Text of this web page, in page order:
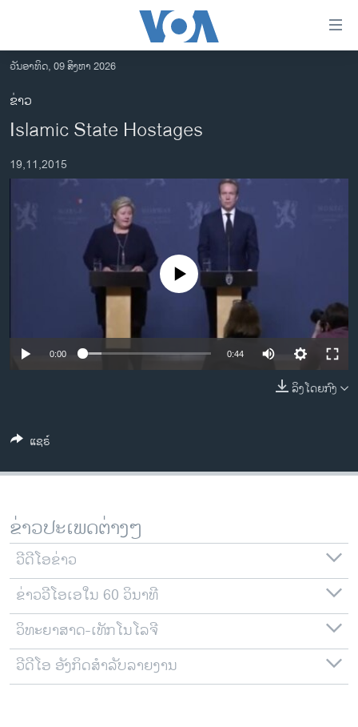
ເຂົ້າ
ຫາ
ຂ້າມ
ຂ້າມ
ໄປ
ຊອກ
ອາເມຣິກາ
ການເລືອກຕັ້ງ ປະທານາທີບໍດີ ສະຫະລັດ 2024
ຂ່າວ​ຈີນ
ໂລກ
ອິດສະຫຼະພາບດ້ານການຂ່າວ
ຊຸມຊົນຊາວລາວ
ວິທະຍາສາດ-ເທັກໂນໂລຈີ
ພາສາອັງກິດ
ລາຍການກະຈາຍສຽງ
ລາຍງານ
ຕິດຕາມພວກເຮົາ ທີ່
ພາສາຕ່າງໆ
ວັນອາທິດ, 09 ສິງຫາ 2026
ຂ່າວ
Islamic State Hostages
19,11,2015
No media source currently available
0:00 0:44
ລິງໂດຍກົງ
ແຊຣ໌
ຂ່າວປະເພດຕ່າງໆ
ວີດີໂອຂ່າວ
ຂ່າວວີໂອເອໃນ 60 ວິນາທີ
ວິທະຍາສາດ-ເທັກໂນໂລຈີ
ວີດີໂອ ອັງກິດສຳລັບລາຍງານ